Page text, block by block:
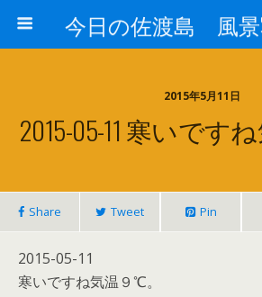
2015年5月11日
2015-05-11 寒いです
Share Tweet Pin
2015-05-11
寒いですね気温９℃。